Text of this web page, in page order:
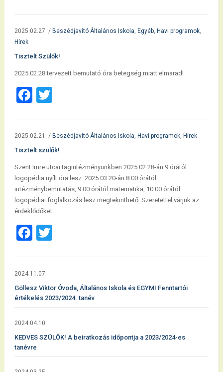
2025.02.27. / Beszédjavító Általános Iskola, Egyéb, Havi programok,
Hírek
Tisztelt Szülők!
2025.02.28 tervezett bemutató óra betegség miatt elmarad!
Facebook
Twitter
2025.02.21. / Beszédjavító Általános Iskola, Havi programok, Hírek
Tisztelt szülők!
Szent Imre utcai tagintézményünkben 2025.02.28-án 9 órától
logopédia nyílt óra lesz. 2025.03.20-án 8.00 órától
intézménybemutatás, 9.00 órától matematika, 10.00 órától
logopédiai foglalkozás lesz megtekinthető. Szeretettel várjuk az
érdeklődőket.
Facebook
Twitter
2024.11.07.
Göllesz Viktor Óvoda, Általános Iskola és EGYMI Fenntartói
értékelés 2023/2024. tanév
2024.04.10.
KEDVES SZÜLŐK! A beiratkozás időpontja a 2023/2024-es
tanévre